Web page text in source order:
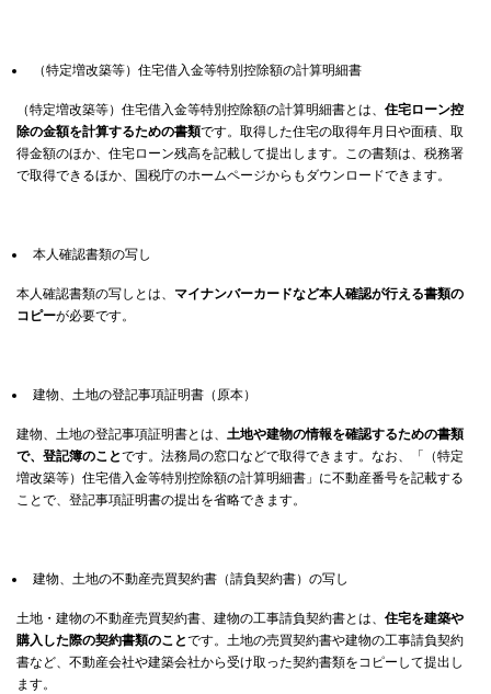
（特定増改築等）住宅借入金等特別控除額の計算明細書
（特定増改築等）住宅借入金等特別控除額の計算明細書とは、 住宅ローン控
除の金額を計算するための書類です。取得した住宅の取得年月日や面積、取
得金額のほか、住宅ローン残高を記載して提出します。この書類は、税務署
で取得できるほか、国税庁のホームページからもダウンロードできます。
本人確認書類の写し
本人確認書類の写しとは、 マイナンバーカードなど本人確認が行える書類の
コピーが必要です。
建物、土地の登記事項証明書（原本）
建物、土地の登記事項証明書とは、 土地や建物の情報を確認するための書類
で、登記簿のことです。法務局の窓口などで取得できます。なお、「（特定
増改築等）住宅借入金等特別控除額の計算明細書」に不動産番号を記載する
ことで、登記事項証明書の提出を省略できます。
建物、土地の不動産売買契約書（請負契約書）の写し
土地・建物の不動産売買契約書、建物の工事請負契約書とは、 住宅を建築や
購入した際の契約書類のことです。土地の売買契約書や建物の工事請負契約
書など、不動産会社や建築会社から受け取った契約書類をコピーして提出し
ます。